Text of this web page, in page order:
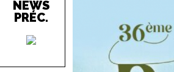
NEWS
PRÉC.